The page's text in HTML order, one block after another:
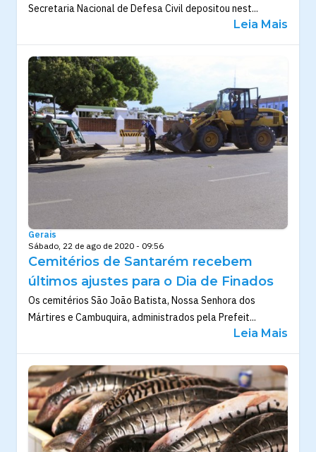
Secretaria Nacional de Defesa Civil depositou nest...
Leia Mais
Gerais
Sábado, 22 de ago de 2020 - 09:56
Cemitérios de Santarém recebem
últimos ajustes para o Dia de Finados
Os cemitérios São João Batista, Nossa Senhora dos
Mártires e Cambuquira, administrados pela Prefeit...
Leia Mais